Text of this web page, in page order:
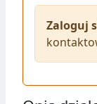
Zaloguj